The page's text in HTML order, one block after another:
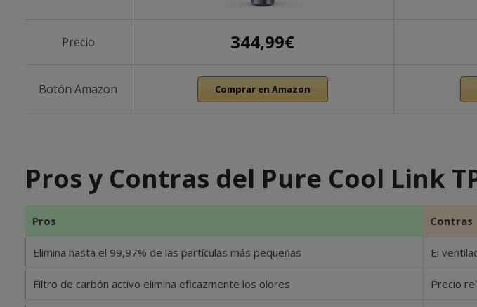
Precio 344,99€
Botón Amazon Comprar en Amazon
Pros y Contras del Pure Cool Link
Pros Contras
Elimina hasta el 99,97% de las partículas más pequeñas El
Filtro de carbón activo elimina eficazmente los olores Precio